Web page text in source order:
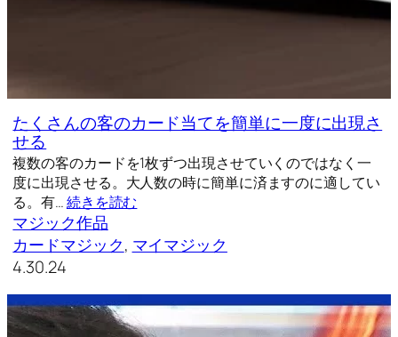
たくさんの客のカード当てを簡単に一度に出現さ
せる
複数の客のカードを1枚ずつ出現させていくのではなく一
度に出現させる。大人数の時に簡単に済ますのに適してい
る。有…続きを読む
マジック作品
カードマジック, マイマジック
4.30.24